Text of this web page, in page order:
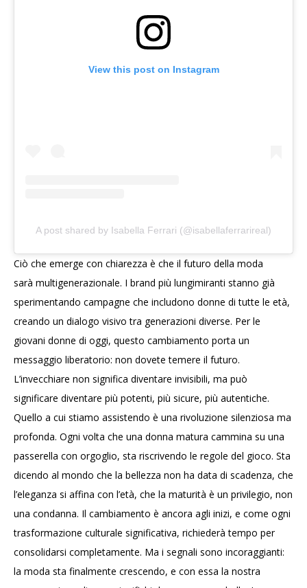
View this post on Instagram
A post shared by Isabella Ferrari (@isabellaferrarireal)
Ciò che emerge con chiarezza è che il futuro della moda
sarà multigenerazionale. I brand più lungimiranti stanno già
sperimentando campagne che includono donne di tutte le età,
creando un dialogo visivo tra generazioni diverse. Per le
giovani donne di oggi, questo cambiamento porta un
messaggio liberatorio: non dovete temere il futuro.
L’invecchiare non significa diventare invisibili, ma può
significare diventare più potenti, più sicure, più autentiche.
Quello a cui stiamo assistendo è una rivoluzione silenziosa ma
profonda. Ogni volta che una donna matura cammina su una
passerella con orgoglio, sta riscrivendo le regole del gioco. Sta
dicendo al mondo che la bellezza non ha data di scadenza, che
l’eleganza si affina con l’età, che la maturità è un privilegio, non
una condanna. Il cambiamento è ancora agli inizi, e come ogni
trasformazione culturale significativa, richiederà tempo per
consolidarsi completamente. Ma i segnali sono incoraggianti:
la moda sta finalmente crescendo, e con essa la nostra